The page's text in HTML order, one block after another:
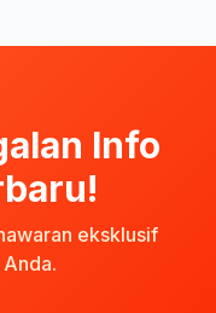
Info
eksklusif